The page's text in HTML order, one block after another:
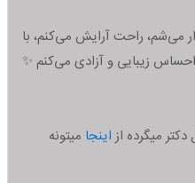
بیدار می‌شم، راحت آرایش می‌کنم، با
زیبایی و آزادی می‌کنم ✨
میگرده از اینجا میتونه